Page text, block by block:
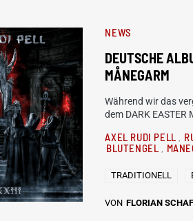
NEWS
DEUTSCHE
MÅNEGARM
Während wir das
dem DARK EASTER
AXEL RUDI PELL
BLUTENGEL
TRADITIONELL
VON FLORIAN